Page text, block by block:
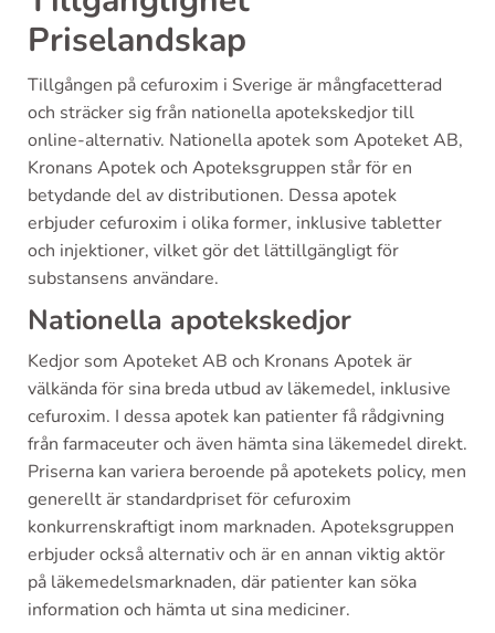
Priselandskap
Tillgången på cefuroxim i Sverige är mångfacetterad
och sträcker sig från nationella apotekskedjor till
online-alternativ. Nationella apotek som Apoteket AB,
Kronans Apotek och Apoteksgruppen står för en
betydande del av distributionen. Dessa apotek
erbjuder cefuroxim i olika former, inklusive tabletter
och injektioner, vilket gör det lättillgängligt för
substansens användare.
Nationella apotekskedjor
Kedjor som Apoteket AB och Kronans Apotek är
välkända för sina breda utbud av läkemedel, inklusive
cefuroxim. I dessa apotek kan patienter få rådgivning
från farmaceuter och även hämta sina läkemedel direkt.
Priserna kan variera beroende på apotekets policy, men
generellt är standardpriset för cefuroxim
konkurrenskraftigt inom marknaden. Apoteksgruppen
erbjuder också alternativ och är en annan viktig aktör
på läkemedelsmarknaden, där patienter kan söka
information och hämta ut sina mediciner.